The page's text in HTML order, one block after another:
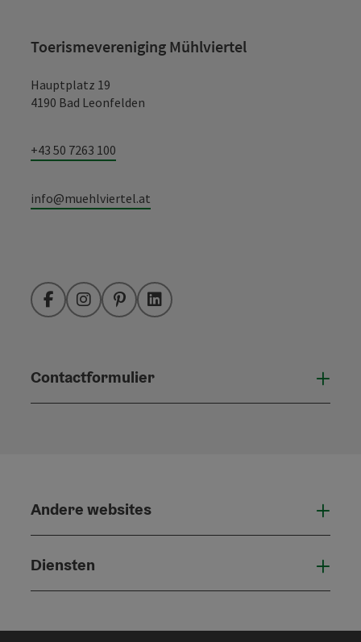
Toerismevereniging Mühlviertel
Hauptplatz 19
4190 Bad Leonfelden
+43 50 7263 100
info@muehlviertel.at
FacebookInstagramPinterestLinkedIn
Contactformulier
Andere websites
Diensten